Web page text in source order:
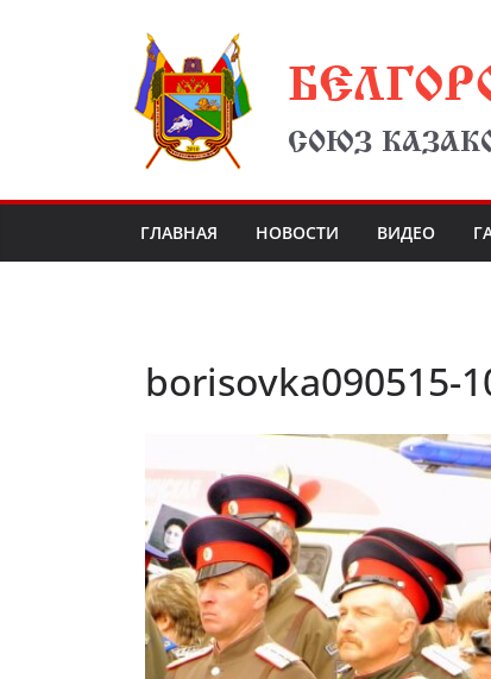
СОЮЗ
ГЛАВНАЯ НОВОСТИ ВИДЕО
borisovka090515-